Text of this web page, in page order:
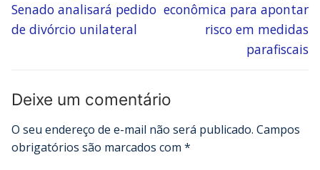
Senado analisará pedido
de divórcio unilateral
econômica para apontar
risco em medidas
parafiscais
Deixe um comentário
O seu endereço de e-mail não será publicado. Campos
obrigatórios são marcados com *